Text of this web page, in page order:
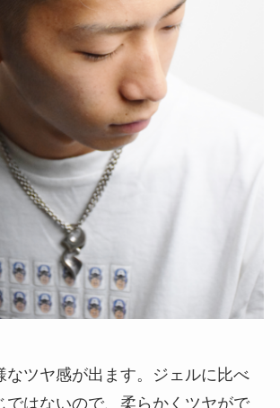
なツヤ感が出ます。ジェルに比べ
ではないので、柔らかくツヤがで